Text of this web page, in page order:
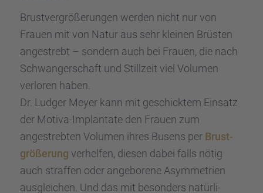
Brust­ver­grö­ße­run­gen werden nicht nur von
Frauen mit von Natur aus sehr kleinen Brüsten
angestrebt – sondern auch bei Frauen, die nach
Schwan­ger­schaft und Still­zeit viel Volumen
verlo­ren haben.
Dr. Ludger Meyer kann mit geschick­tem Einsatz
der Motiva-Implan­tate den Frauen zum
angestreb­ten Volumen ihres Busens per Brust­
grö­ße­rung verhel­fen, diesen dabei falls nötig
auch straf­fen oder angebo­rene Asymme­trien
ausglei­chen. Und das mit beson­ders natür­li­